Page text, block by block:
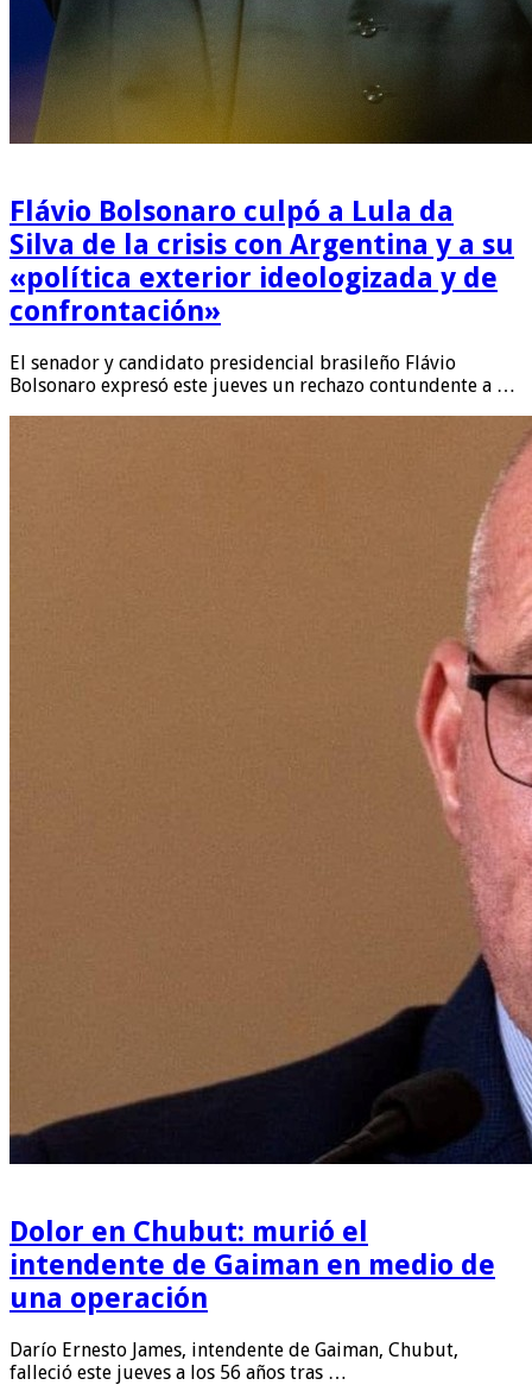
Flávio Bolsonaro culpó a Lula da
Silva de la crisis con Argentina y a su
«política exterior ideologizada y de
confrontación»
El senador y candidato presidencial brasileño Flávio
Bolsonaro expresó este jueves un rechazo contundente a …
Dolor en Chubut: murió el
intendente de Gaiman en medio de
una operación
Darío Ernesto James, intendente de Gaiman, Chubut,
falleció este jueves a los 56 años tras …